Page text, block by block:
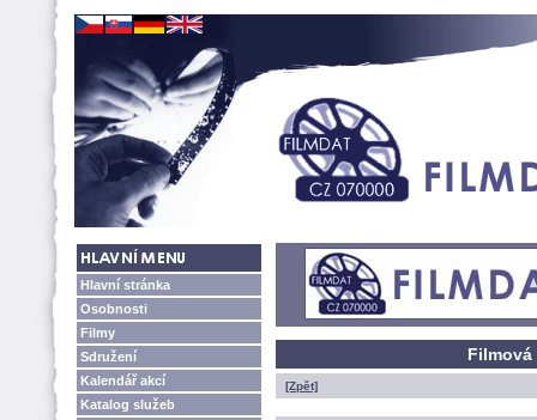
Hlavní stránka
Osobnosti
Filmy
Sdružení
Kalendář akcí
Katalog služeb
Filmová
[Zpět]